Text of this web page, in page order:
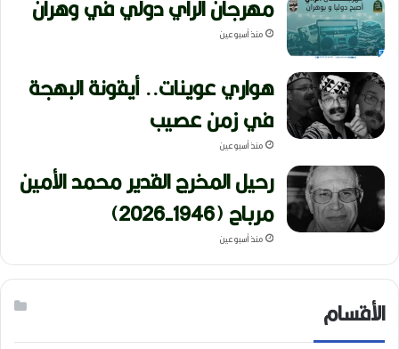
مهرجان الراي دولي في وهران
منذ أسبوعين
هواري عوينات.. أيقونة البهجة
في زمن عصيب
منذ أسبوعين
رحيل المخرج القدير محمد الأمين
مرباح (1946-2026)
منذ أسبوعين
الأقسام